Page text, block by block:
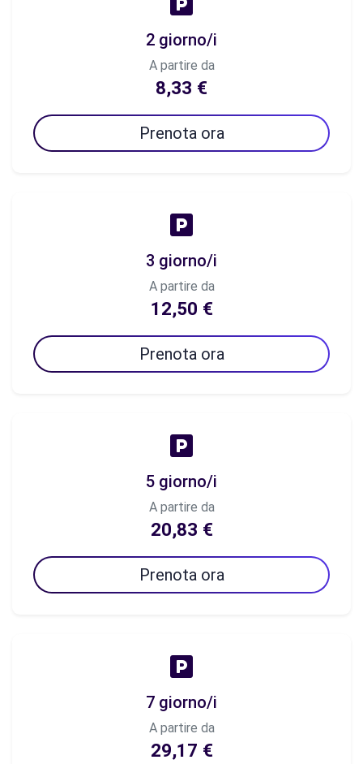
2 giorno/i
A partire da
8,33 €
Prenota ora
3 giorno/i
A partire da
12,50 €
Prenota ora
5 giorno/i
A partire da
20,83 €
Prenota ora
7 giorno/i
A partire da
29,17 €